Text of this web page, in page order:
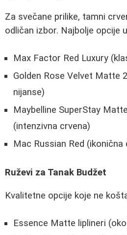
Za svečane prilike, tamni
odličan izbor. Najbolje opcije
Max Factor Red Luxury
Golden Rose Velvet Matte
nijanse)
Maybelline SuperStay
(intenzivna crvena)
Mac Russian Red (ikonična
Ruževi za Tanak Budžet
Kvalitetne opcije koje ne
Essence Matte liplineri